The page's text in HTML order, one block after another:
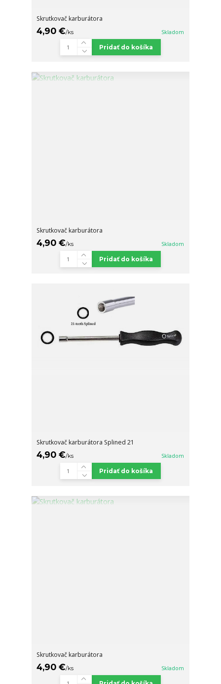
Skrutkovač karburátora
4,90 €/ks Skladom
Pridať do košíka
Skrutkovač karburátora
4,90 €/ks Skladom
Pridať do košíka
Skrutkovač karburátora Splined 21
4,90 €/ks Skladom
Pridať do košíka
Skrutkovač karburátora
4,90 €/ks Skladom